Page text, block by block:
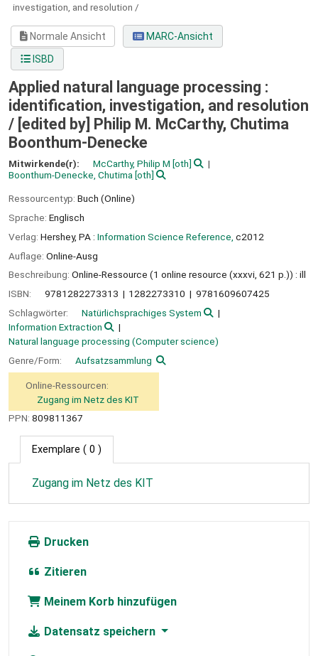
investigation, and resolution /
Normale Ansicht
MARC-Ansicht
ISBD
Applied natural language processing :
identification, investigation, and resolution
/ [edited by] Philip M. McCarthy, Chutima
Boonthum-Denecke
Mitwirkende(r): McCarthy, Philip M [oth]
Boonthum-Denecke, Chutima [oth]
Ressourcentyp: Buch (Online)
Sprache: Englisch
Verlag: Hershey, PA : Information Science Reference, c2012
Auflage: Online-Ausg
Beschreibung: Online-Ressource (1 online resource (xxxvi, 621 p.)) : ill
ISBN:
9781282273313 1282273310
9781609607425
Schlagwörter:
Natürlichsprachiges System
Information Extraction
Natural language processing (Computer science)
Genre/Form:
Aufsatzsammlung
Online-Ressourcen:
Zugang im Netz des KIT
PPN: 809811367
Exemplare ( 0 )
Zugang im Netz des KIT
Drucken
Zitieren
Meinem Korb hinzufügen
Datensatz speichern